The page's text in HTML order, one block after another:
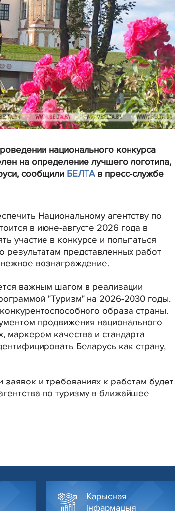
национального конкурса
на определение лучшего логотипа,
сообщили БЕЛТА в пресс-службе
Национальному агентству по
в июне-августе 2026 года в
участие в конкурсе и попытаться
результатам представленных работ
вознаграждение.
важным шагом в реализации
"Туризм" на 2026-2030 годы.
образа страны.
продвижения национального
маркером качества и стандарта
Беларусь как страну,
и требованиях к работам будет
по туризму в ближайшее
Карысная
інфармацыя